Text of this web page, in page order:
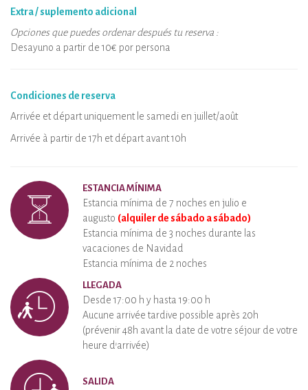
Extra / suplemento adicional
Opciones que puedes ordenar después tu reserva :
Desayuno a partir de 10€ por persona
Condiciones de reserva
Arrivée et départ uniquement le samedi en juillet/août
Arrivée à partir de 17h et départ avant 10h
ESTANCIA MÍNIMA
Estancia mínima de 7 noches en julio e
augusto (alquiler de sábado a sábado)
Estancia mínima de 3 noches durante las
vacaciones de Navidad
Estancia mínima de 2 noches
LLEGADA
Desde 17:00 h y hasta 19:00 h
Aucune arrivée tardive possible après 20h
(prévenir 48h avant la date de votre séjour de votre
heure d'arrivée)
SALIDA